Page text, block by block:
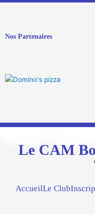
Nos Partenaires
Le CAM
AccueilLe Club